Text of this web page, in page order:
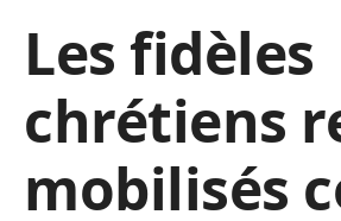
Les fidèles
chrétiens
mobilisés